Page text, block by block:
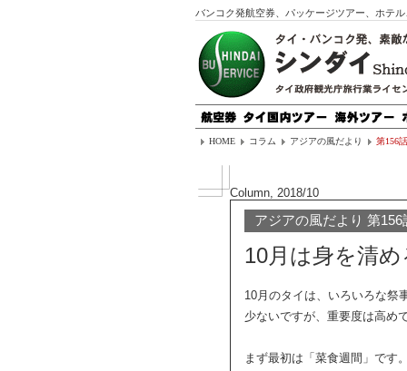
バンコク発航空券、パッケージツアー、ホテ
HOME コラム アジアの風だより 第156
Column, 2018/10
アジアの風だより 第156
10月は身を清
10月のタイは、いろいろな祭
少ないですが、重要度は高め
まず最初は「菜食週間」です